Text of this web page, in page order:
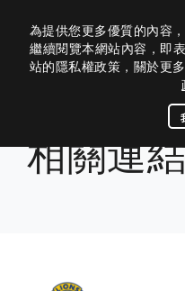
歷屆網站
關於我們
300G2區的沿革
內閣團隊
活動媒體
為提供您更多優質的內容
繼續閱覽本網站內容，即
站的隱私權政策，關於更
相關連